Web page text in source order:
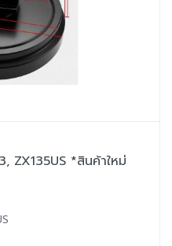
ZX135US *สินค้าใหม่